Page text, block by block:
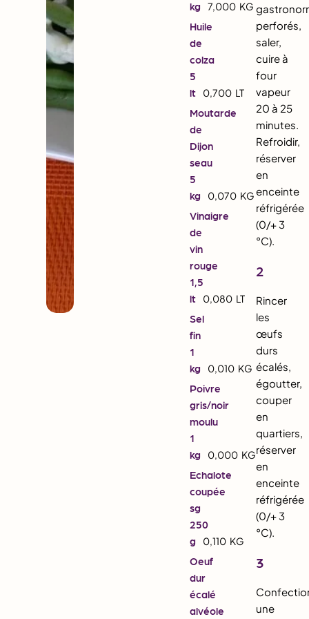
kg 7,000 KG
Huile
de
colza
5
lt
0,700 LT
Moutarde
de
Dijon
seau
5
kg
0,070 KG
Vinaigre
de
vin
rouge
1,5
lt
0,080 LT
Sel
fin
1
kg
0,010 KG
Poivre
gris/noir
moulu
1
kg
0,000 KG
Echalote
coupée
sg
250
g
0,110 KG
Oeuf
dur
écalé
alvéole
perforés,
saler,
cuire à
four
vapeur
20 à 25
minutes.
Refroidir,
réserver
en
enceinte
réfrigérée
(0/+ 3
°C).
2
Rincer
les
œufs
durs
écalés,
égoutter,
couper
en
quartiers,
réserver
en
enceinte
réfrigérée
(0/+ 3
°C).
3
une